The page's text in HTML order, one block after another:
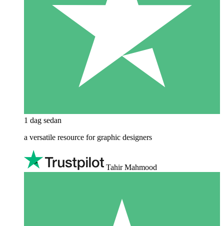
1 dag sedan
a versatile resource for graphic designers
Tahir Mahmood